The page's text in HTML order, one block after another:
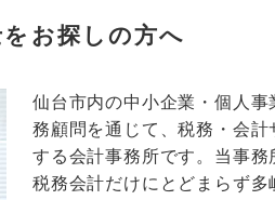
お探しの方へ
仙台市内の中小企業・個人事
務顧問を通じて、税務・会計
する会計事務所です。当事務
税務会計だけにとどまらず多